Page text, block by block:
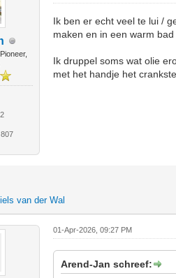
Ik ben er echt veel te lui /
maken en in een warm bad
Ik druppel soms wat olie
met het handje het
van der Wal
01-Apr-2026, 09:27 PM
Arend-Jan schreef: